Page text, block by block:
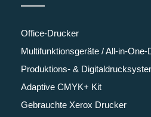
Office-Drucker
Multifunktionsgeräte / All-in-One-
Produktions- &
Adaptive CMYK+ Kit
Gebrauchte Xerox Drucker